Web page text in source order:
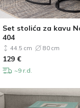
Set stolića za kavu
404
44.5 cm 80 cm
129 €
~9 r.d.